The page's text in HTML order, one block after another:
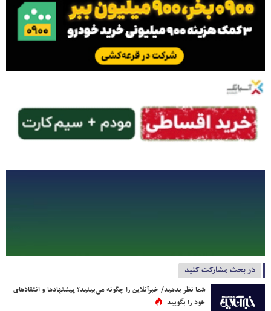
در بحث مشارکت کنید
شما نظر بدهید/ خبرآنلاین را چگونه می‌بینید؟ پیشنهادها و انتقادهای
خود را بگویید